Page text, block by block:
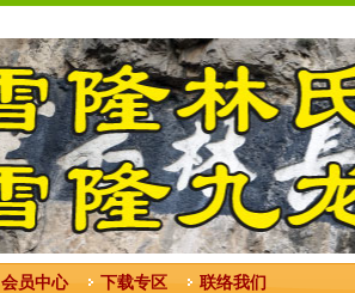
会员中心 下载专区 联络我们